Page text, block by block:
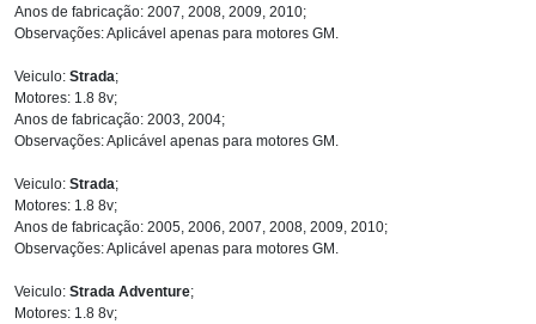
Anos de fabricação: 2007, 2008, 2009, 2010;
Observações: Aplicável apenas para motores GM.
Veiculo: Strada;
Motores: 1.8 8v;
Anos de fabricação: 2003, 2004;
Observações: Aplicável apenas para motores GM.
Veiculo: Strada;
Motores: 1.8 8v;
Anos de fabricação: 2005, 2006, 2007, 2008, 2009, 2010;
Observações: Aplicável apenas para motores GM.
Veiculo: Strada Adventure;
Motores: 1.8 8v;